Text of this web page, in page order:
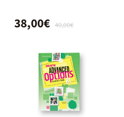
40,00€
38,00€